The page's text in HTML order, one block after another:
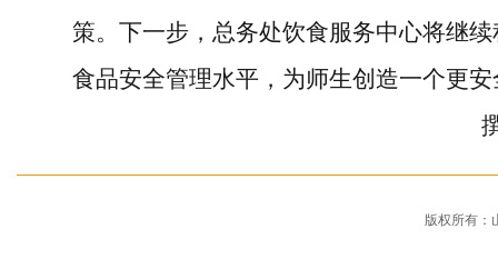
策。下一步， 总务处饮食服务中心将继续
食品安全管理水平，为师生创造一个更安
版权所有：